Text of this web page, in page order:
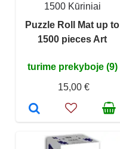
1500 Kūriniai
Puzzle Roll Mat up to
1500 pieces Art
turime prekyboje (9)
15,00 €